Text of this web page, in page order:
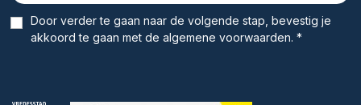
Door verder te gaan naar de volgende stap, bevestig je
akkoord te gaan met de algemene voorwaarden. *